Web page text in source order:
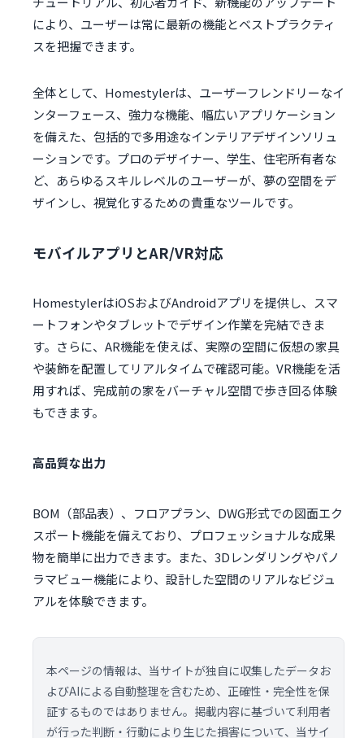
により、ユーザーは常に最新の機能とベストプラクティ
スを把握できます。
全体として、Homestylerは、ユーザーフレンドリーなイ
ンターフェース、強力な機能、幅広いアプリケーション
を備えた、包括的で多用途なインテリアデザインソリュ
ーションです。プロのデザイナー、学生、住宅所有者な
ど、あらゆるスキルレベルのユーザーが、夢の空間をデ
ザインし、視覚化するための貴重なツールです。
モバイルアプリとAR/VR対応
HomestylerはiOSおよびAndroidアプリを提供し、スマ
ートフォンやタブレットでデザイン作業を完結できま
す。さらに、AR機能を使えば、実際の空間に仮想の家具
や装飾を配置してリアルタイムで確認可能。VR機能を活
用すれば、完成前の家をバーチャル空間で歩き回る体験
もできます。
高品質な出力
BOM（部品表）、フロアプラン、DWG形式での図面エク
スポート機能を備えており、プロフェッショナルな成果
物を簡単に出力できます。また、3Dレンダリングやパノ
ラマビュー機能により、設計した空間のリアルなビジュ
アルを体験できます。
本ページの情報は、当サイトが独自に収集したデータお
よびAIによる自動整理を含むため、正確性・完全性を保
証するものではありません。掲載内容に基づいて利用者
が行った判断・行動により生じた損害について、当サイ